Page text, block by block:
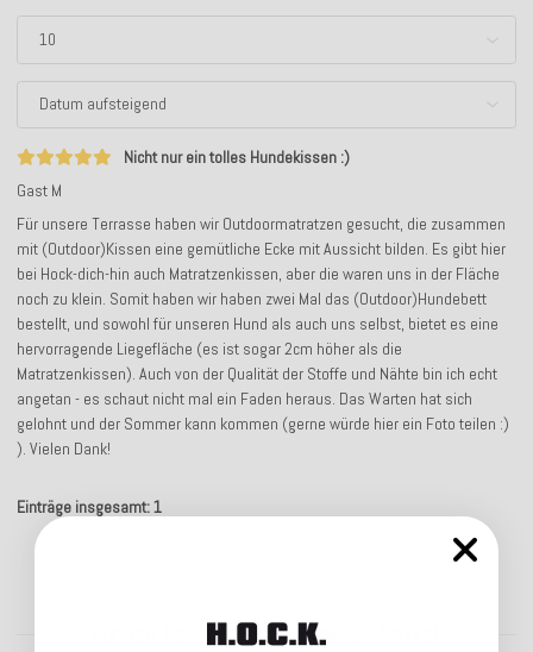
Nicht nur ein tolles Hundekissen :)
Gast M
Für unsere Terrasse haben wir Outdoormatratzen gesucht, die zusammen
mit (Outdoor)Kissen eine gemütliche Ecke mit Aussicht bilden. Es gibt hier
bei Hock-dich-hin auch Matratzenkissen, aber die waren uns in der Fläche
noch zu klein. Somit haben wir haben zwei Mal das (Outdoor)Hundebett
bestellt, und sowohl für unseren Hund als auch uns selbst, bietet es eine
hervorragende Liegefläche (es ist sogar 2cm höher als die
Matratzenkissen). Auch von der Qualität der Stoffe und Nähte bin ich echt
angetan - es schaut nicht mal ein Faden heraus. Das Warten hat sich
gelohnt und der Sommer kann kommen (gerne würde hier ein Foto teilen :)
). Vielen Dank!
Einträge insgesamt: 1
Kunden kauften dazu folgende Artikel: